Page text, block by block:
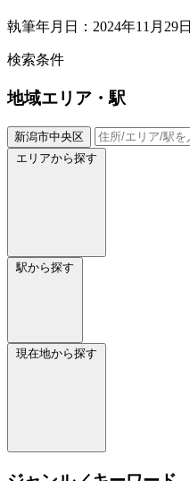
執筆年月日：2024年11月29日
検索条件
地域エリア・駅
新潟市中央区
エリアから探す
駅から探す
現在地から探す